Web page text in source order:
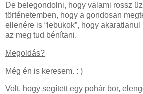
De belegondolni, hogy valami rossz
történetemben, hogy a gondosan
ellenére is “lebukok”, hogy akaratlanul
az meg tud bénítani.
Megoldás?
Még én is keresem. : )
Volt, hogy segített egy pohár bor,